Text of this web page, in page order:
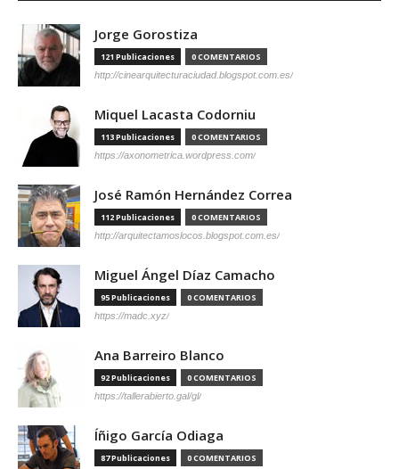
Jorge Gorostiza
121 Publicaciones 0 COMENTARIOS
http://cinearquitecturaciudad.blogspot.com.es/
Miquel Lacasta Codorniu
113 Publicaciones 0 COMENTARIOS
https://axonometrica.wordpress.com/
José Ramón Hernández Correa
112 Publicaciones 0 COMENTARIOS
http://arquitectamoslocos.blogspot.com.es/
Miguel Ángel Díaz Camacho
95 Publicaciones 0 COMENTARIOS
https://madc.xyz/
Ana Barreiro Blanco
92 Publicaciones 0 COMENTARIOS
https://tallerabierto.gal/gl/
Íñigo García Odiaga
87 Publicaciones 0 COMENTARIOS